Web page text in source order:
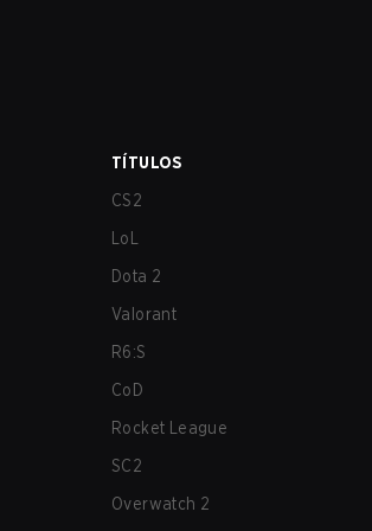
TÍTULOS
CS2
LoL
Dota 2
Valorant
R6:S
CoD
Rocket League
SC2
Overwatch 2